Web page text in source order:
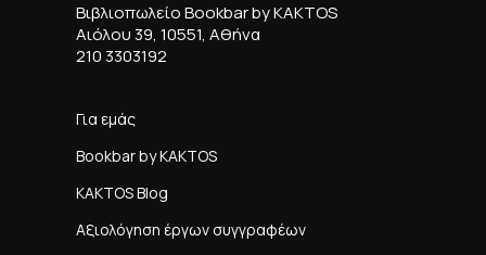
Βιβλιοπωλείο Bookbar by KAKTOS
Αιόλου 39, 10551, Αθήνα
210 3303192
Για εμάς
Bookbar by KAKTOS
KAKTOS Blog
Αξιολόγηση έργων συγγραφέων